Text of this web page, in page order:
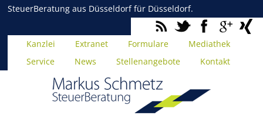
SteuerBeratung aus Düsseldorf für Düsseldorf.
Kanzlei Extranet Formulare
Mediathek
Service
News Stellenangebote Kontakt